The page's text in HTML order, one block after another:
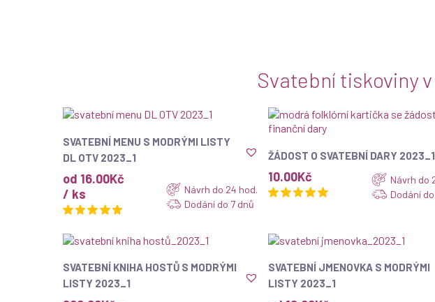
Svatební tiskoviny
ZOBRAZIT
SVATEBNÍ MENU S MODRÝMI LISTY
DL OTV 2023_1
od 16.00Kč
/ ks
Návrh do 24 hod.
Dodání do 7 dnů
ZOBRAZIT
ŽÁDOST O SVATEBNÍ DARY 2023_1
10.00Kč
Návrh do
Dodání
ZOBRAZIT
SVATEBNÍ KNIHA HOSTŮ S MODRÝMI
LISTY 2023_1
ZOBRAZIT
SVATEBNÍ JMENOVKA S MODRÝMI
LISTY 2023_1